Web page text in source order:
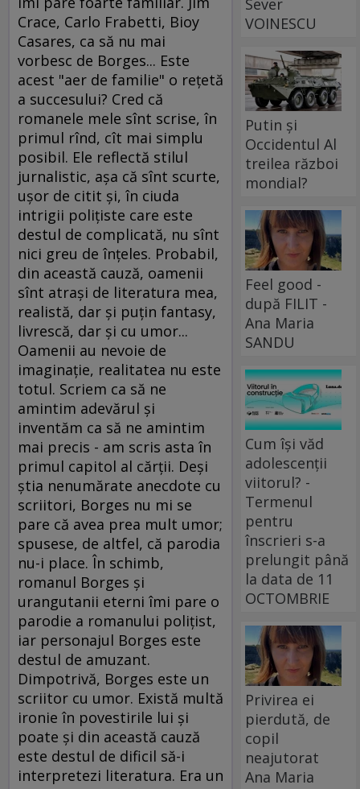
Crace, Carlo Frabetti, Bioy
Casares, ca să nu mai
vorbesc de Borges... Este
acest "aer de familie" o reţetă
a succesului? Cred că
romanele mele sînt scrise, în
primul rînd, cît mai simplu
posibil. Ele reflectă stilul
jurnalistic, aşa că sînt scurte,
uşor de citit şi, în ciuda
intrigii poliţiste care este
destul de complicată, nu sînt
nici greu de înţeles. Probabil,
din această cauză, oamenii
sînt atraşi de literatura mea,
realistă, dar şi puţin fantasy,
livrescă, dar şi cu umor...
Oamenii au nevoie de
imaginaţie, realitatea nu este
totul. Scriem ca să ne
amintim adevărul şi
inventăm ca să ne amintim
mai precis - am scris asta în
primul capitol al cărţii. Deşi
ştia nenumărate anecdote cu
scriitori, Borges nu mi se
pare că avea prea mult umor;
spusese, de altfel, că parodia
nu-i place. În schimb,
romanul Borges şi
urangutanii eterni îmi pare o
parodie a romanului poliţist,
iar personajul Borges este
destul de amuzant.
Dimpotrivă, Borges este un
scriitor cu umor. Există multă
ironie în povestirile lui şi
poate şi din această cauză
este destul de dificil să-i
interpretezi literatura. Era un
Sever
VOINESCU
Putin și
Occidentul Al
treilea război
mondial?
Feel good -
după FILIT -
Ana Maria
SANDU
Cum își văd
adolescenții
viitorul? -
Termenul
pentru
înscrieri s-a
prelungit până
la data de 11
OCTOMBRIE
Privirea ei
pierdută, de
copil
neajutorat
Ana Maria